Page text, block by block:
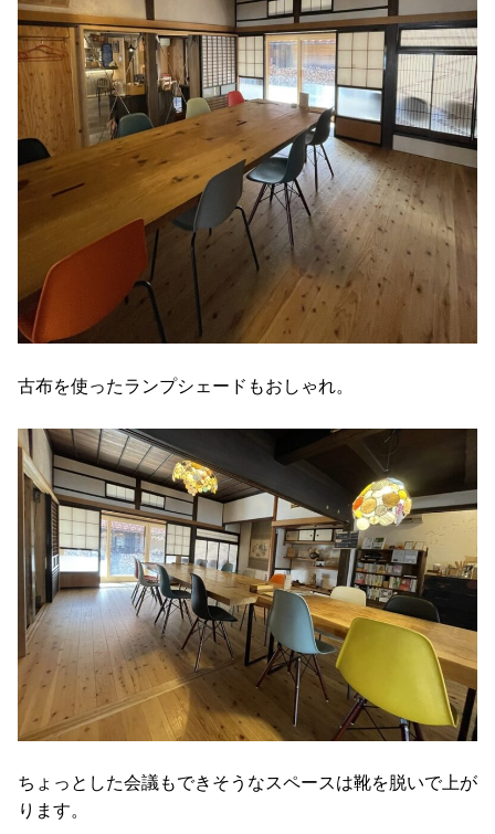
古布を使ったランプシェードもおしゃれ。
ちょっとした会議もできそうなスペースは靴を脱いで上が
ります。